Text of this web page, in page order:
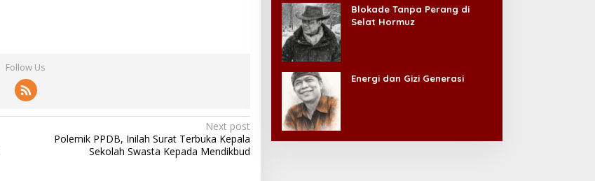
Follow Us
Next post
Polemik PPDB, Inilah Surat Terbuka Kepala
Sekolah Swasta Kepada Mendikbud
Blokade Tanpa Perang di
Selat Hormuz
Energi dan Gizi Generasi